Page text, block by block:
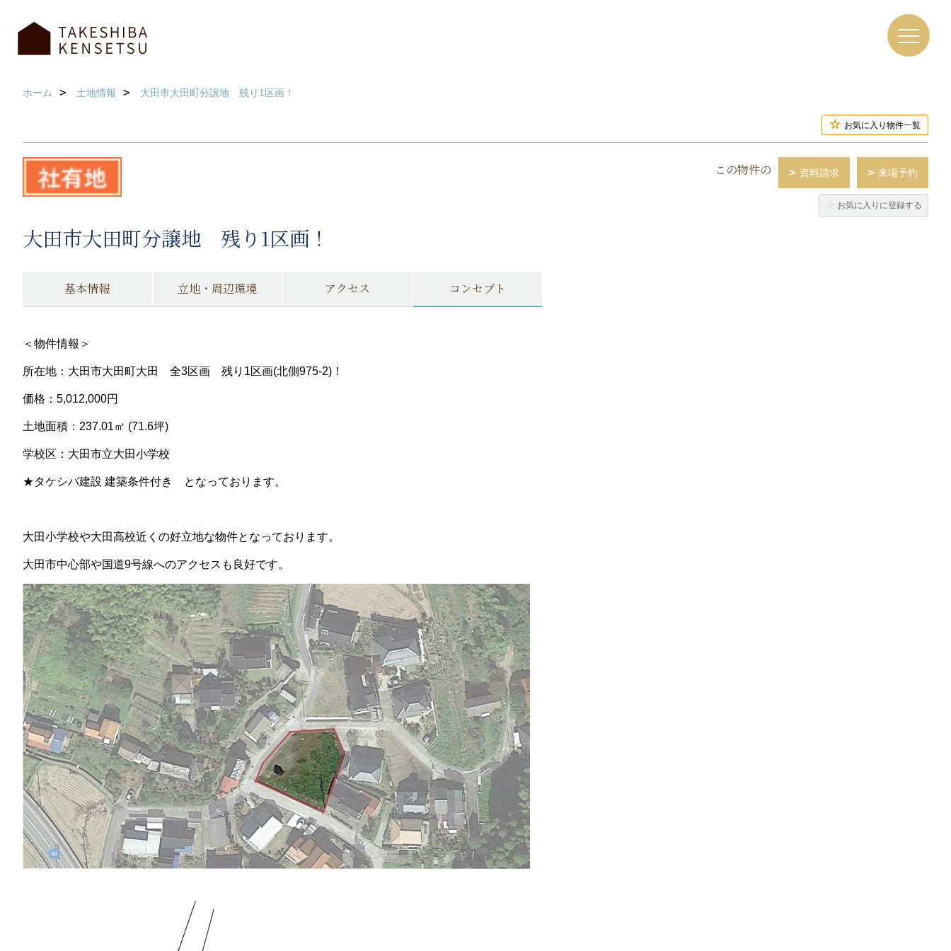
ホーム 土地情報 大田市大田町分譲地 残り1区画！
お気に入り物件一覧
大田市大田町分譲地 残り1区画！
お気に入りに登録する
この物件の 資料請求 来場予約
基本情報 立地・周辺環境 アクセス コンセプト
＜物件情報＞
所在地：大田市大田町大田 全3区画 残り1区画(北側975-2)！
価格：5,012,000円
土地面積：237.01㎡ (71.6坪)
学校区：大田市立大田小学校
★タケシバ建設 建築条件付き となっております。
大田小学校や大田高校近くの好立地な物件となっております。
大田市中心部や国道9号線へのアクセスも良好です。